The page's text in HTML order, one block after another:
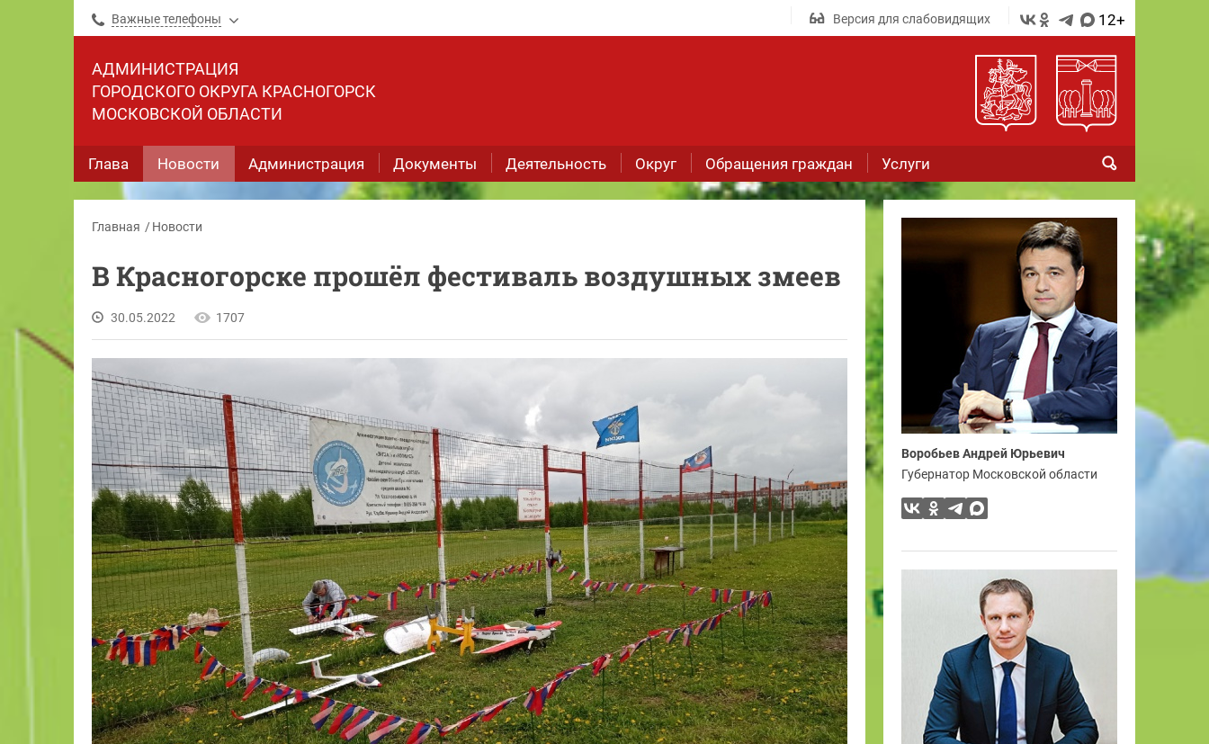
Важные телефоны Версия для слабовидящих 12+
АДМИНИСТРАЦИЯ
ГОРОДСКОГО ОКРУГА КРАСНОГОРСК
МОСКОВСКОЙ ОБЛАСТИ
Глава Новости Администрация Документы Деятельность Округ Обращения граждан Услуги
Главная Новости
В Красногорске прошёл фестиваль воздушных змеев
30.05.2022 1707
Воробьев Андрей Юрьевич
Губернатор Московской области